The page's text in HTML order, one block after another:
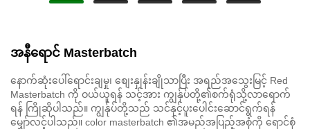
အနီရောင် Masterbatch
နောက်ဆုံးပေါ်ရောင်းချမှု၊ စျေးနှုန်းချိုသာပြီး အရည်အသွေးမြင့် Red
Masterbatch ကို ဝယ်ယူရန် သင့်အား ကျွန်ုပ်တို့၏စက်ရုံသို့လာရောက်
ရန် ကြိုဆိုပါသည်။ ကျွန်ုပ်တို့သည် သင်နှင့်ပူးပေါင်းဆောင်ရွက်ရန်
မျှော်လင့်ပါသည်။ color masterbatch ၏အမည်အပြည့်အစုံကို ရောင်စုံ